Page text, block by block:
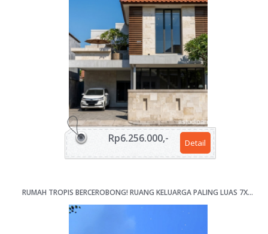
Detail
Rp6.256.000,-
RUMAH TROPIS BERCEROBONG! RUANG KELUARGA PALING LUAS 7X13M [KODE 064]